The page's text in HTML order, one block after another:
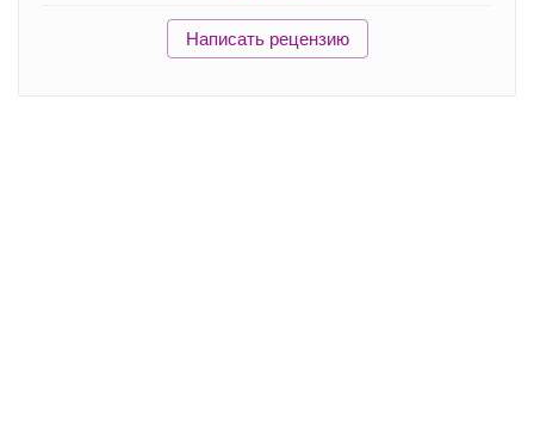
Написать рецензию